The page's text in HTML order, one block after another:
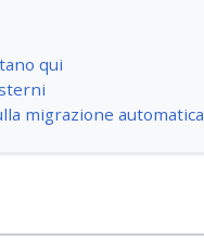
qui
migrazione automatica